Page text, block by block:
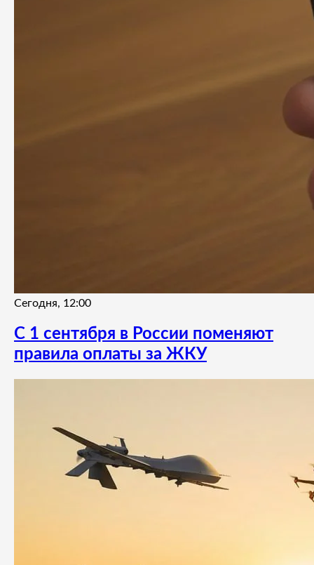
Сегодня, 12:00
С 1 сентября в России поменяют
правила оплаты за ЖКУ